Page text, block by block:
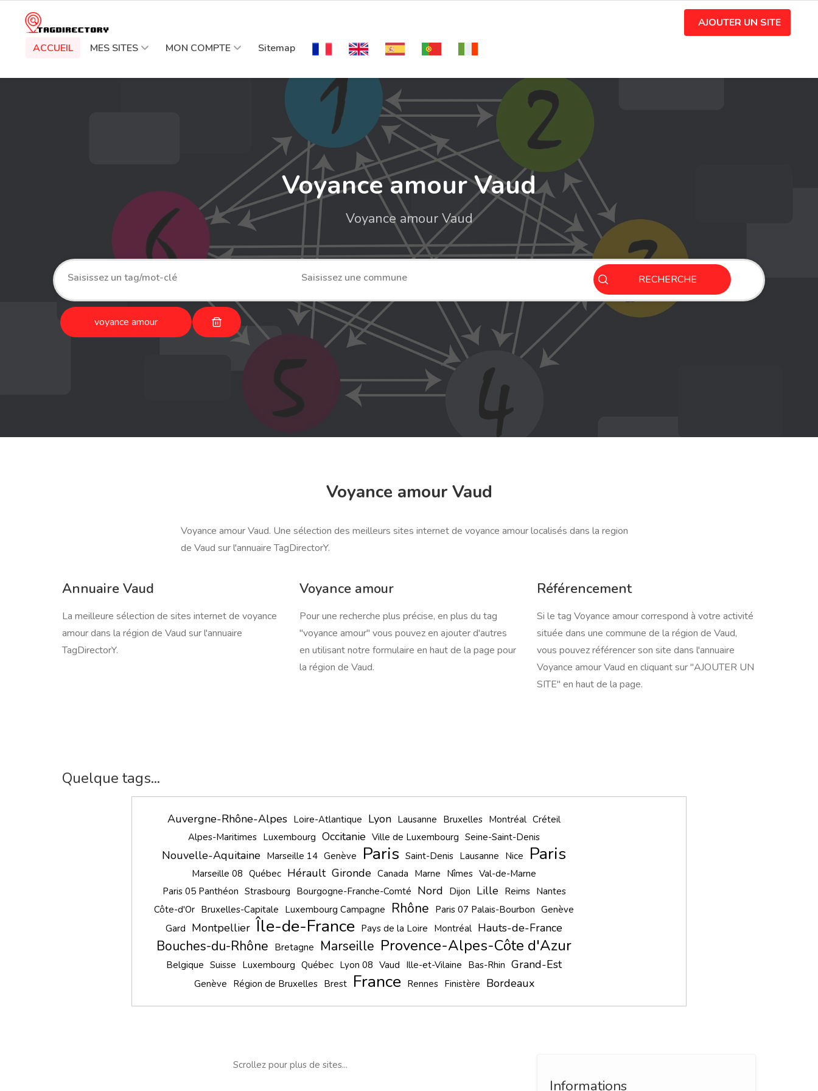
ACCUEIL MES SITES MON COMPTE Sitemap
AJOUTER UN SITE
Voyance amour Vaud
Voyance amour Vaud
RECHERCHE
voyance amour
Voyance amour Vaud
Voyance amour Vaud. Une sélection des meilleurs sites internet de voyance amour localisés dans la region
de Vaud sur l'annuaire TagDirectorY.
Annuaire Vaud
La meilleure sélection de sites internet de voyance
amour dans la région de Vaud sur l'annuaire
TagDirectorY.
Voyance amour
Pour une recherche plus précise, en plus du tag
"voyance amour" vous pouvez en ajouter d'autres
en utilisant notre formulaire en haut de la page pour
la région de Vaud.
Référencement
Si le tag Voyance amour correspond à votre activité
située dans une commune de la région de Vaud,
vous pouvez référencer son site dans l'annuaire
Voyance amour Vaud en cliquant sur "AJOUTER UN
SITE" en haut de la page.
Quelque tags...
Auvergne-Rhône-Alpes Loire-Atlantique Lyon Lausanne Bruxelles Montréal Créteil
Alpes-Maritimes Luxembourg Occitanie Ville de Luxembourg Seine-Saint-Denis
Nouvelle-Aquitaine Marseille 14 Genève Paris Saint-Denis Lausanne Nice Paris
Marseille 08 Québec Hérault Gironde Canada Marne Nîmes Val-de-Marne
Paris 05 Panthéon Strasbourg Bourgogne-Franche-Comté Nord Dijon Lille Reims Nantes
Côte-d'Or Bruxelles-Capitale Luxembourg Campagne Rhône Paris 07 Palais-Bourbon Genève
Gard Montpellier Île-de-France Pays de la Loire Montréal Hauts-de-France
Bouches-du-Rhône Bretagne Marseille Provence-Alpes-Côte d'Azur
Belgique Suisse Luxembourg Québec Lyon 08 Vaud Ille-et-Vilaine Bas-Rhin Grand-Est
Genève Région de Bruxelles Brest France Rennes Finistère Bordeaux
Scrollez pour plus de sites...
Informations